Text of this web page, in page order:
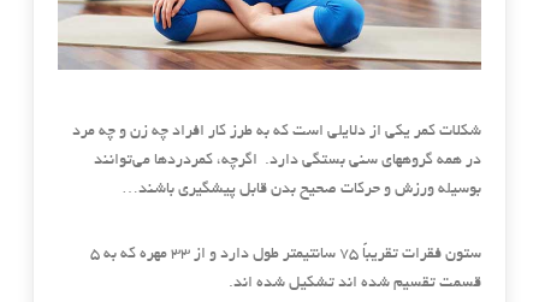
شکلات کمر یکی از دلایلی است که به طرز کار افراد چه زن و چه مرد
در همه گروههای سنی بستگی دارد. اگرچه، ‌کمردردها می‌توانند
بوسیله ورزش و حرکات صحیح بدن قابل پیشگیری باشند…
ستون فقرات تقریباً 75 سانتیمتر طول دارد و از 33 مهره که به 5
قسمت تقسیم شده اند تشکیل شده اند.